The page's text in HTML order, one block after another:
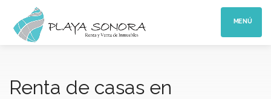
MENÚ
Renta de casas en